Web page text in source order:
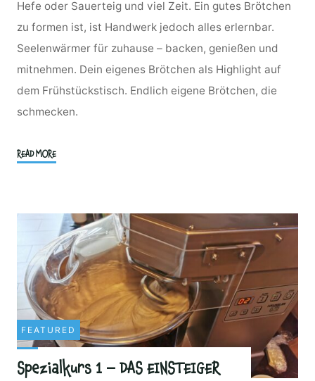
Hefe oder Sauerteig und viel Zeit. Ein gutes Brötchen
zu formen ist, ist Handwerk jedoch alles erlernbar.
Seelenwärmer für zuhause – backen, genießen und
mitnehmen. Dein eigenes Brötchen als Highlight auf
dem Frühstückstisch. Endlich eigene Brötchen, die
schmecken.
READ MORE"Brötchen
auf
Seelen
und
Brötchen"
FEATURED
Spezialkurs 1 – DAS EINSTEIGER